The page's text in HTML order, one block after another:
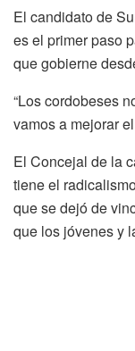
El candidato de
es el primer paso
que gobierne
“Los cordobeses
vamos a mejorar
El Concejal de la
tiene el
que se dejó de
que los jóvenes y